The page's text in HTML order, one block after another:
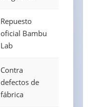
Repuesto
oficial Bambu
Lab
Contra
defectos de
fábrica